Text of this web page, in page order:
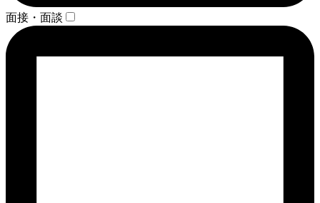
面接・面談